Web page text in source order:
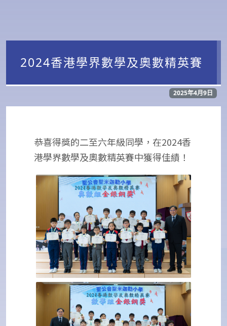
2024香港學界數學及奧數精英賽
2025年4月9日
恭喜得獎的二至六年級同學，在2024香
港學界數學及奧數精英賽中獲得佳績！